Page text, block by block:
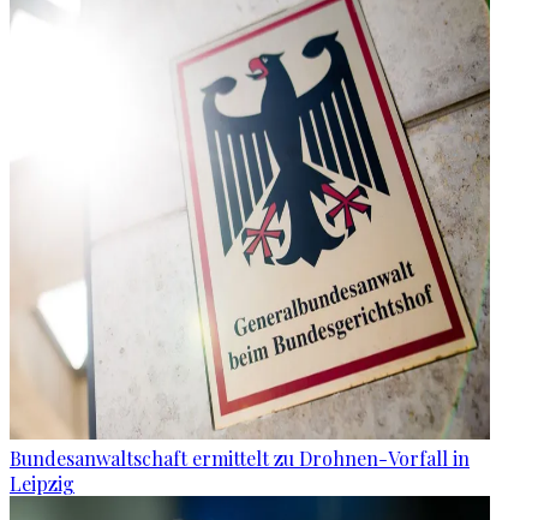
Bundesanwaltschaft ermittelt zu Drohnen-Vorfall in
Leipzig